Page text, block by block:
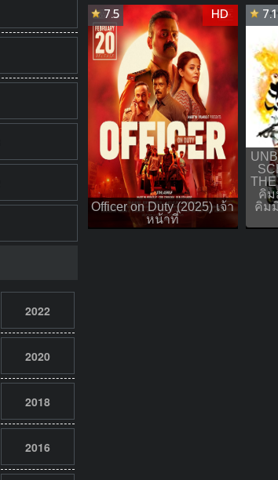
2022
2020
2018
2016
Officer on Duty (2025) เจ้า
หน้าที่
7.5 HD
คิม
คิม
7.1